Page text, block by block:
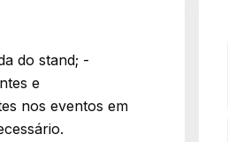
do stand; -
e
nos eventos em